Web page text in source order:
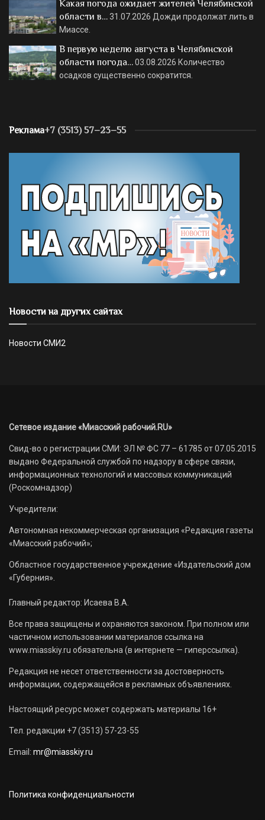
Какая погода ожидает жителей Челябинской
области в…31.07.2026 Дожди продолжат лить в
Миассе.
В первую неделю августа в Челябинской
области погода…03.08.2026 Количество
осадков существенно сократится.
Реклама+7 (3513) 57–23–55
Новости на других сайтах
Новости СМИ2
Сетевое издание «Миасский рабочий.RU»
Свид-во о регистрации СМИ: ЭЛ № ФС 77 – 61785 от 07.05.2015
выдано Федеральной службой по надзору в сфере связи,
информационных технологий и массовых коммуникаций
(Роскомнадзор)
Учредители:
Автономная некоммерческая организация «Редакция газеты
«Миасский рабочий»;
Областное государственное учреждение «Издательский дом
«Губерния».
Главный редактор: Исаева В.А.
Все права защищены и охраняются законом. При полном или
частичном использовании материалов ссылка на
www.miasskiy.ru обязательна (в интернете — гиперссылка).
Редакция не несет ответственности за достоверность
информации, содержащейся в рекламных объявлениях.
Настоящий ресурс может содержать материалы 16+
Тел. редакции +7 (3513) 57-23-55
Email: mr@miasskiy.ru
Политика конфиденциальности